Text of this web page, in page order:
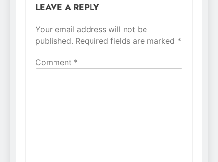
LEAVE A REPLY
Your email address will not be
published. Required fields are marked *
Comment *
Alternative: